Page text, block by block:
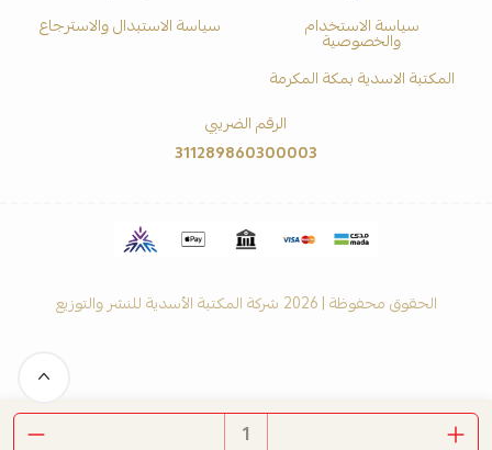
سياسة الاستخدام
والخصوصية
سياسة الاستبدال والاسترجاع
المكتبة الاسدية بمكة المكرمة
الرقم الضريبي
311289860300003
الحقوق محفوظة | 2026 شركة المكتبة الأسدية للنشر والتوزيع